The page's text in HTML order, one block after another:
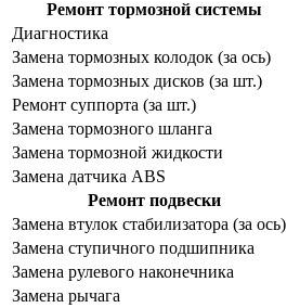
Ремонт тормозной системы
Диагностика
Замена тормозных колодок (за ось)
Замена тормозных дисков (за шт.)
Ремонт суппорта (за шт.)
Замена тормозного шланга
Замена тормозной жидкости
Замена датчика ABS
Ремонт подвески
Замена втулок стабилизатора (за ось)
Замена ступичного подшипника
Замена рулевого наконечника
Замена рычага